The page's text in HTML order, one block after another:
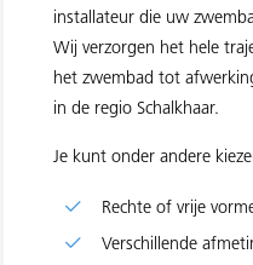
installateur die uw
Wij verzorgen het hele
het zwembad tot
in de regio Schalkhaar.
Je kunt onder andere
Rechte of vrije
Verschillende